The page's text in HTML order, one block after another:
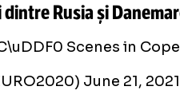
Rusia și
Scenes in
June 21, 2021